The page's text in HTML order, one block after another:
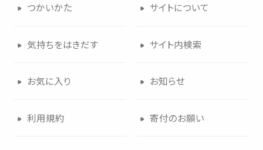
つかいかた サイトについて
気持ちをはきだす サイト内検索
お気に入 り お知らせ
利用規約 寄付のお願い